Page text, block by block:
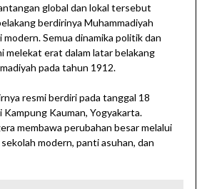
global dan lokal tersebut
berdirinya Muhammadiyah
modern. Semua dinamika politik dan
melekat erat dalam latar belakang
pada tahun 1912.
resmi berdiri pada tanggal 18
Kauman, Yogyakarta.
membawa perubahan besar melalui
modern, panti asuhan, dan